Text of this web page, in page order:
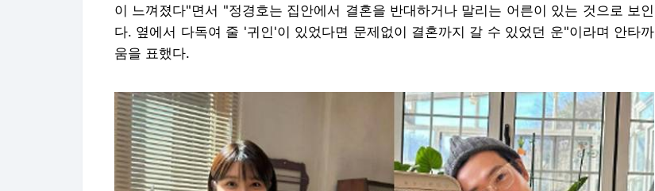
이 느껴졌다"면서 "정경호는 집안에서 결혼을 반대하거나 말리는 어른이 있는 것으로 보인
다. 옆에서 다독여 줄 '귀인'이 있었다면 문제없이 결혼까지 갈 수 있었던 운"이라며 안타까
움을 표했다.